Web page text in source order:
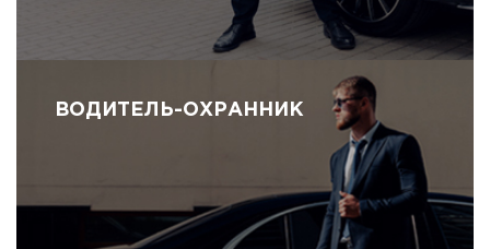
ВОДИТЕЛЬ-ОХРАННИК